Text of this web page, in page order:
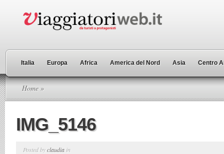
Italia Europa Africa America del Nord Asia Centro
Home »
IMG_5146
Posted byclaudia in